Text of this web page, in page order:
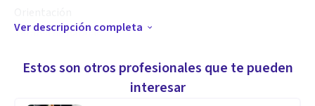
Terapia de parejas
Terapia infantil
Terapia de rehabilitación cognitiva
Ver descripción completa
Estos son otros profesionales que te pueden
interesar